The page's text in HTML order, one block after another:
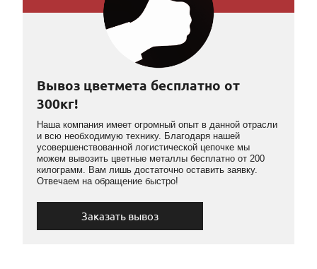
Вывоз цветмета бесплатно от
300кг!
Наша компания имеет огромный опыт в данной отрасли
и всю необходимую технику. Благодаря нашей
усовершенствованной логистической цепочке мы
можем вывозить цветные металлы бесплатно от 200
килограмм. Вам лишь достаточно оставить заявку.
Отвечаем на обращение быстро!
Заказать вывоз